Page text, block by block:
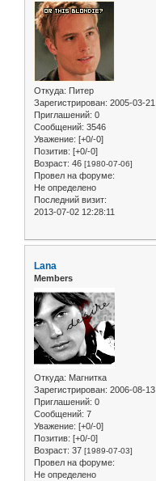
Откуда: Питер
Зарегистрирован: 2005-03-21
Приглашений: 0
Сообщений: 3546
Уважение: [+0/-0]
Позитив: [+0/-0]
Возраст: 46 [1980-07-06]
Провел на форуме:
Не определено
Последний визит:
2013-07-02 12:28:11
Lana
Members
Откуда: Магнитка
Зарегистрирован: 2006-08-13
Приглашений: 0
Сообщений: 7
Уважение: [+0/-0]
Позитив: [+0/-0]
Возраст: 37 [1989-07-03]
Провел на форуме:
Не определено